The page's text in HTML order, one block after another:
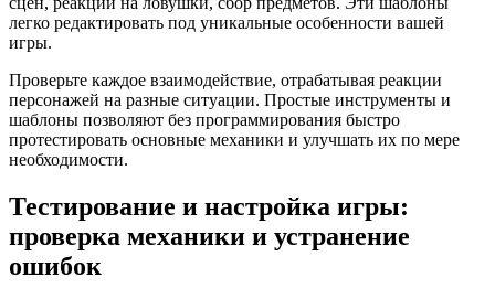
легко редактировать под уникальные особенности вашей
игры.
Проверьте каждое взаимодействие, отрабатывая реакции
персонажей на разные ситуации. Простые инструменты и
шаблоны позволяют без программирования быстро
протестировать основные механики и улучшать их по мере
необходимости.
Тестирование и настройка игры:
проверка механики и устранение
ошибок